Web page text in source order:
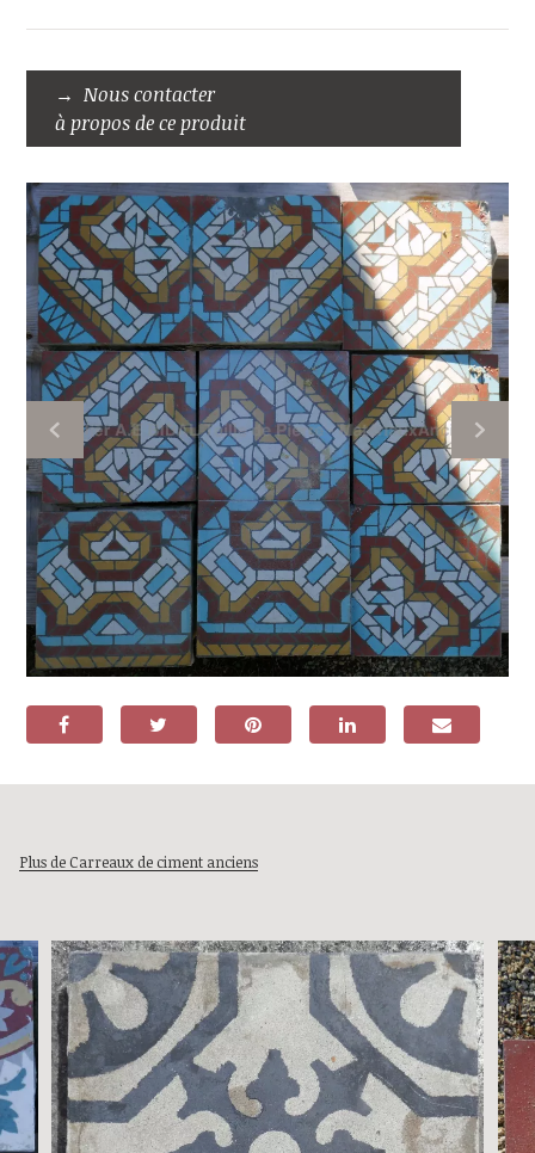
Nous contacter
à propos de ce produit
Plus de Carreaux de ciment anciens